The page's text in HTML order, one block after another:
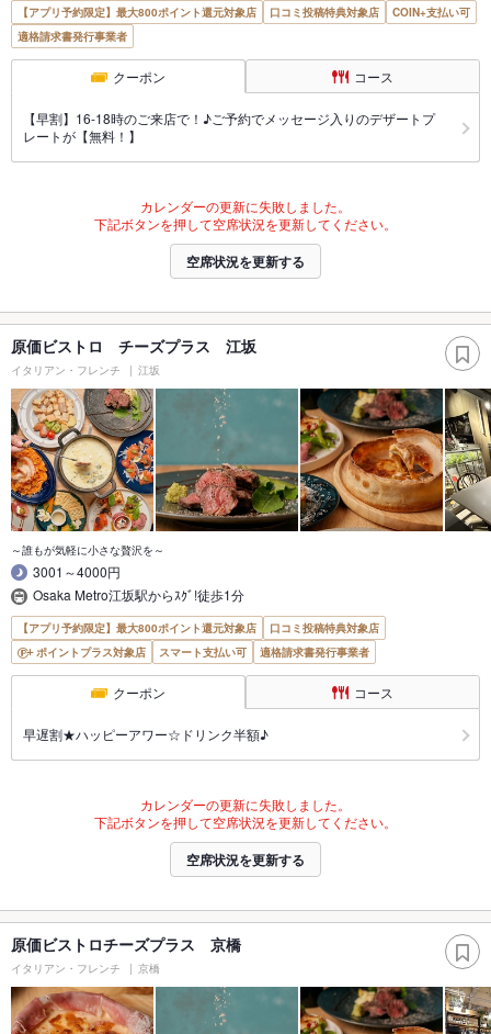
【アプリ予約限定】最大800ポイント還元対象店 口コミ投稿特典対象店
COIN+支払い可
適格請求書発行事業者
クーポン コース
【早割】16-18時のご来店で！♪ご予約でメッセージ入りのデザートプ
レートが【無料！】
カレンダーの更新に失敗しました。
下記ボタンを押して空席状況を更新してください。
空席状況を更新する
原価ビストロ チーズプラス 江坂
イタリアン・フレンチ 江坂
～誰もが気軽に小さな贅沢を～
3001～4000円
Osaka Metro江坂駅からｽｸﾞ!徒歩1分
【アプリ予約限定】最大800ポイント還元対象店
口コミ投稿特典対象店
ポイントプラス対象店
スマート支払い可 適格請求書発行事業者
クーポン コース
早遅割★ハッピーアワー☆ドリンク半額♪
カレンダーの更新に失敗しました。
下記ボタンを押して空席状況を更新してください。
空席状況を更新する
原価ビストロチーズプラス 京橋
イタリアン・フレンチ 京橋